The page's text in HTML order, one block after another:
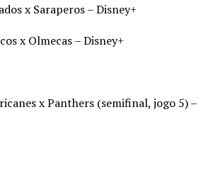
x Saraperos – Disney+
x Olmecas – Disney+
x Panthers (semifinal, jogo 5) –